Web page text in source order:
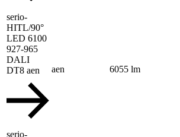
serio-
HITL/90°
LED 6100
927-965
DALI
DT8 aen
aen 6055 lm
serio-